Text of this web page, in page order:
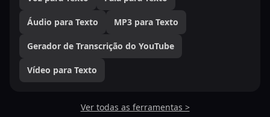
Áudio para Texto MP3 para Texto
Gerador de Transcrição do YouTube
Vídeo para Texto
Ver todas as ferramentas >